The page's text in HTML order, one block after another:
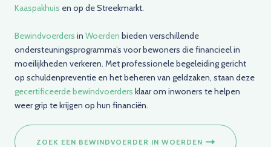
Kaaspakhuis en op de Streekmarkt.
Bewindvoerders in Woerden bieden verschillende
ondersteuningsprogramma’s voor bewoners die financieel in
moeilijkheden verkeren. Met professionele begeleiding gericht
op schuldenpreventie en het beheren van geldzaken, staan deze
gecertificeerde bewindvoerders klaar om inwoners te helpen
weer grip te krijgen op hun financiën.
ZOEK EEN BEWINDVOERDER IN WOERDEN